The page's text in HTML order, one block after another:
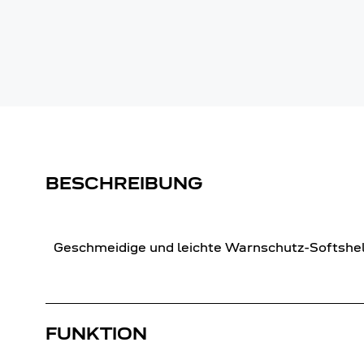
BESCHREIBUNG
Geschmeidige und leichte Warnschutz-
FUNKTION